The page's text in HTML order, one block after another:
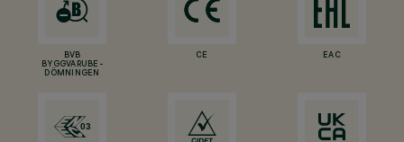
BVB
BYGGVARUBE-
DÖMNINGEN
CE EAC